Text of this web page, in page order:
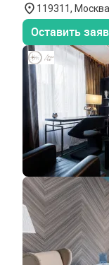
119311,
Оставить